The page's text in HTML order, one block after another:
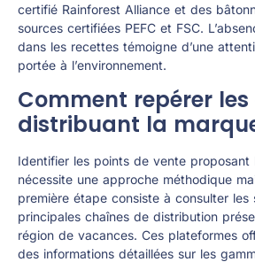
certifié Rainforest Alliance et des
sources certifiées PEFC et FSC.
dans les recettes témoigne d’une
portée à l’environnement.
Comment repérer les
distribuant la
Identifier les points de vente proposant
nécessite une approche méthodique
première étape consiste à consulter les
principales chaînes de distribution
région de vacances. Ces plateformes
des informations détaillées sur les